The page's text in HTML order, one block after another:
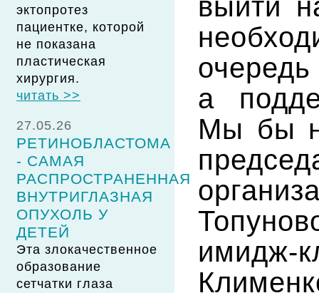
эктопротез
пациентке, которой
не показана
пластическая
хирургия.
читать >>
27.05.26
РЕТИНОБЛАСТОМА
- САМАЯ
РАСПРОСТРАНЕННАЯ
ВНУТРИГЛАЗНАЯ
ОПУХОЛЬ У
ДЕТЕЙ
Эта злокачественное
образование
сетчатки глаза
выйти
а
Мы бы
имидж-